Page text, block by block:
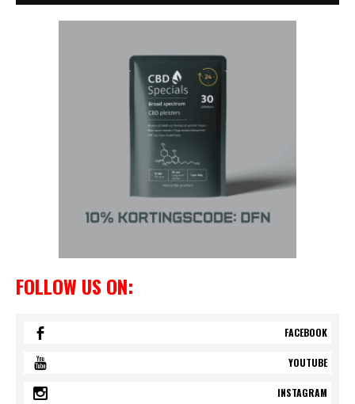
FOLLOW US ON:
FACEBOOK
YOUTUBE
INSTAGRAM